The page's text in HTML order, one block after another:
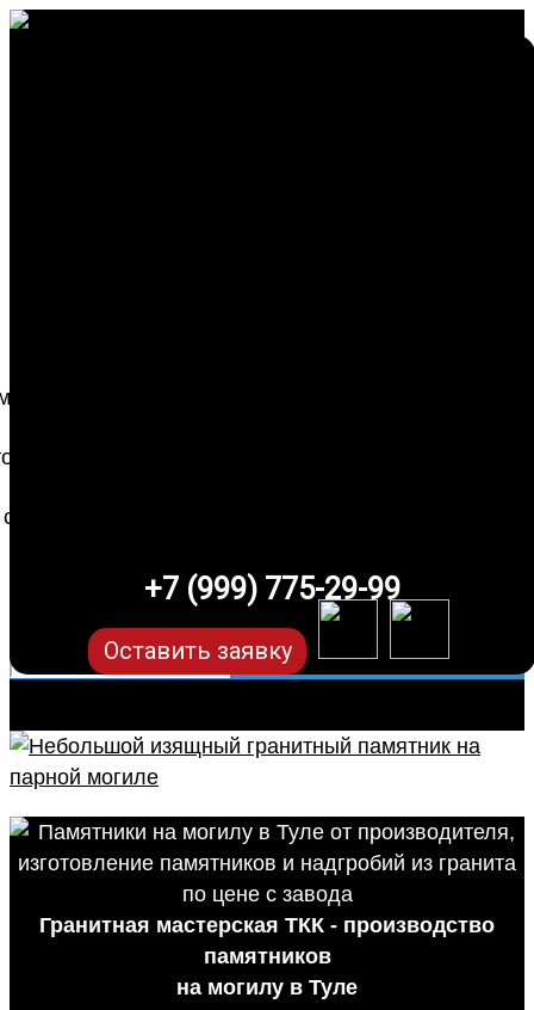
+7 (999) 775-29-99
Оставить заявку
Гранитная мастерская ТКК - производство
памятников
на могилу в Туле